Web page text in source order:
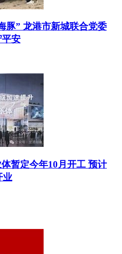
豚” 龙港市新城联合党委
平安
暂定今年10月开工 预计
业